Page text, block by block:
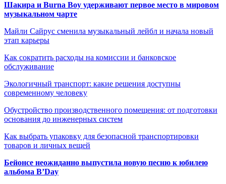
Шакира и Burna Boy удерживают первое место в мировом
музыкальном чарте
Майли Сайрус сменила музыкальный лейбл и начала новый
этап карьеры
Как сократить расходы на комиссии и банковское
обслуживание
Экологичный транспорт: какие решения доступны
современному человеку
Обустройство производственного помещения: от подготовки
основания до инженерных систем
Как выбрать упаковку для безопасной транспортировки
товаров и личных вещей
Бейонсе неожиданно выпустила новую песню к юбилею
альбома B’Day